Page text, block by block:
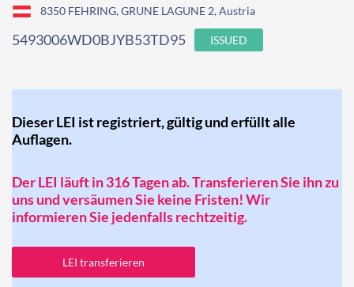
8350 FEHRING, GRUNE LAGUNE 2, Austria
5493006WD0BJYB53TD95 ISSUED
Dieser LEI ist registriert, gültig und erfüllt alle
Auflagen.
Der LEI läuft in 316 Tagen ab. Transferieren Sie ihn zu
uns und versäumen Sie keine Fristen! Wir
informieren Sie jedenfalls rechtzeitig.
LEI transferieren